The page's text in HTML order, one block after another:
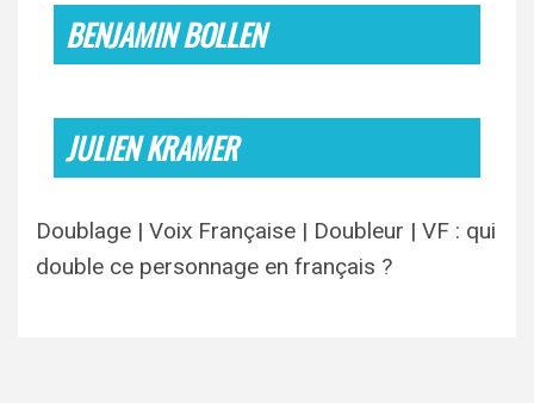
BENJAMIN BOLLEN
JULIEN KRAMER
Doublage | Voix Française | Doubleur | VF : qui
double ce personnage en français ?